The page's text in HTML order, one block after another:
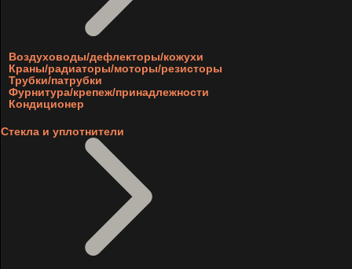
Воздуховоды/дефлекторы/кожухи
Краны/радиаторы/моторы/резисторы
Трубки/патрубки
Фурнитура/крепеж/принадлежности
Кондиционер
Стекла и уплотнители